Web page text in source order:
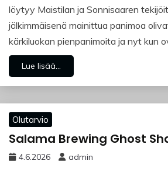
löytyy Maistilan ja Sonnisaaren
jälkimmäisenä mainittua panimoa
kärkiluokan pienpanimoita ja nyt kun
Lue lisää...
Olutarvio
Salama Brewing Ghost
4.6.2026 admin